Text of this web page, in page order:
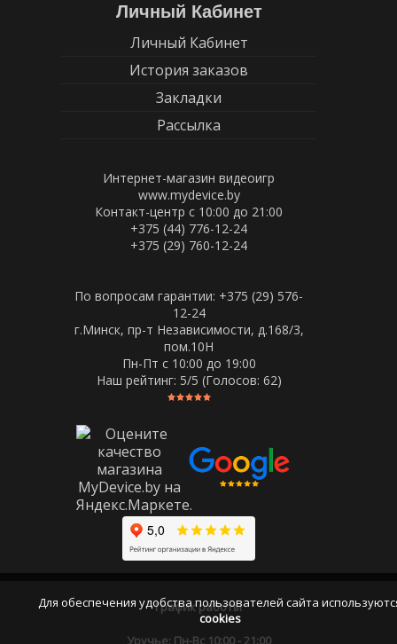
Личный Кабинет
Личный Кабинет
История заказов
Закладки
Рассылка
Интернет-магазин видеоигр
www.mydevice.by
Контакт-центр с 10:00 до 21:00
+375 (44) 776-12-24
+375 (29) 760-12-24
По вопросам гарантии: +375 (29) 576-
12-24
г.Минск, пр-т Независимости, д.168/3,
пом.10Н
Пн-Пт c 10:00 до 19:00
Наш рейтинг: 5/5 (Голосов: 62)
График работы
Уручье: Пн-Вс 10:00 - 21:00
Для обеспечения удобства пользователей сайта
cookies